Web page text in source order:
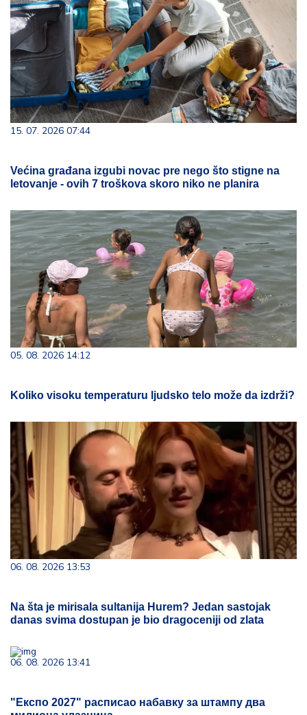
15. 07. 2026 07:44
Većina građana izgubi novac pre nego što stigne na
letovanje - ovih 7 troškova skoro niko ne planira
05. 08. 2026 14:12
Koliko visoku temperaturu ljudsko telo može da izdrži?
06. 08. 2026 13:53
Na šta je mirisala sultanija Hurem? Jedan sastojak
danas svima dostupan je bio dragoceniji od zlata
06. 08. 2026 13:41
"Експо 2027" расписао набавку за штампу два